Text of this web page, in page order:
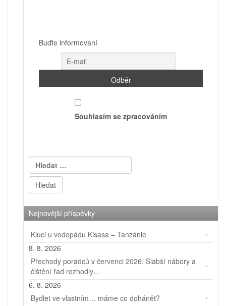
Buďte informovaní
Souhlasím se zpracováním
Vyhledávání
Nejnovější příspěvky
Kluci u vodopádu Kisasa – Tanzánie
8. 8. 2026
Přechody poradců v červenci 2026: Slabší nábory a
čištění řad rozhodly…
6. 8. 2026
Bydlet ve vlastním… máme co dohánět?